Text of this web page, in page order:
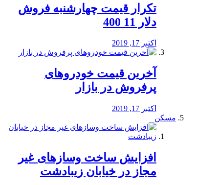
تکرار قیمت چهارشنبه فروش
دلار 11 400
اکتبر 17, 2019
آخرین قیمت خودرو‌های
پرفروش در بازار
اکتبر 17, 2019
مسکن
افزایش ساخت وسازهای غیر
مجاز در خیابان زیبادشت